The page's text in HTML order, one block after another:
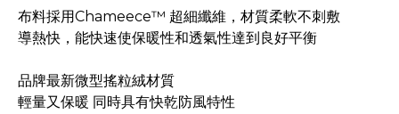
布料採用Chameece™ 超細纖維，材質柔軟不刺敷
導熱快，能快速使保暖性和透氣性達到良好平衡
品牌最新微型搖粒絨材質
輕量又保暖 同時具有快乾防風特性